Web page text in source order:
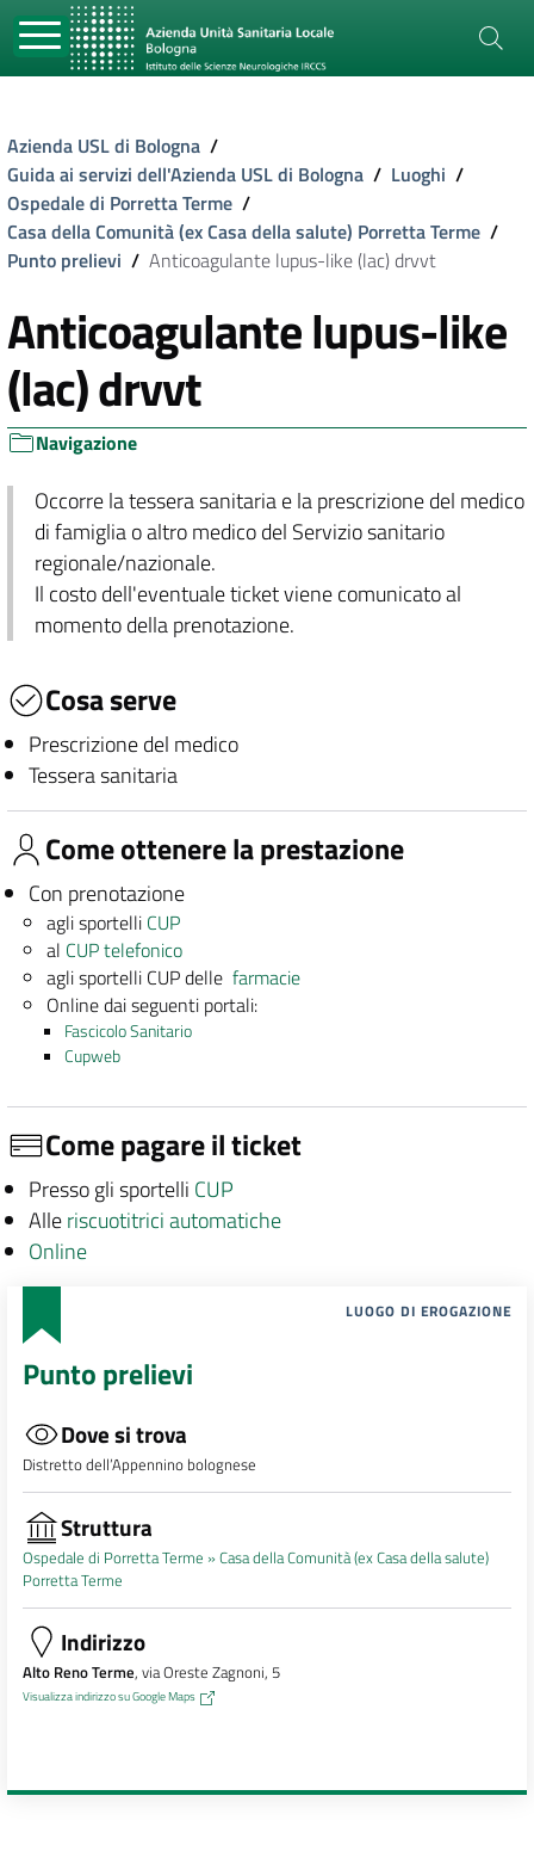
Azienda USL di Bologna /
Guida ai servizi dell'Azienda USL di Bologna / Luoghi /
Ospedale di Porretta Terme /
Casa della Comunità (ex Casa della salute) Porretta Terme /
Punto prelievi / Anticoagulante lupus-like (lac) drvvt
Anticoagulante lupus-like
(lac) drvvt
Navigazione
Occorre la tessera sanitaria e la prescrizione del medico
di famiglia o altro medico del Servizio sanitario
regionale/nazionale.
Il costo dell'eventuale ticket viene comunicato al
momento della prenotazione.
Cosa serve
Prescrizione del medico
Tessera sanitaria
Come ottenere la prestazione
Con prenotazione
agli sportelli CUP
al CUP telefonico
agli sportelli CUP dellefarmacie
Online dai seguenti portali:
Fascicolo Sanitario
Cupweb
Come pagare il ticket
Presso gli sportelli CUP
Alleriscuotitrici automatiche
Online
LUOGO DI EROGAZIONE
Punto prelievi
Dove si trova
Distretto dell’Appennino bolognese
Struttura
Ospedale di Porretta Terme »Casa della Comunità (ex Casa della salute)
Porretta Terme
Indirizzo
Alto Reno Terme, via Oreste Zagnoni, 5
Visualizza indirizzo su Google Maps